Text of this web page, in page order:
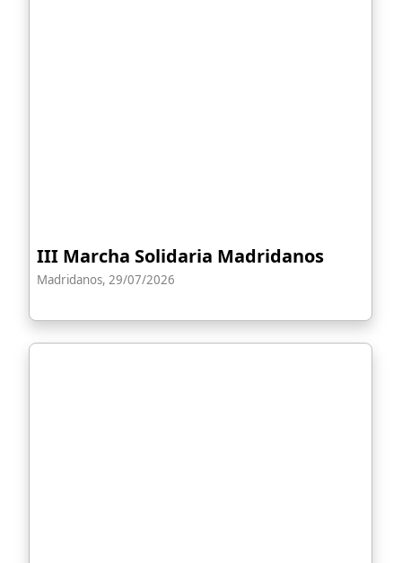
III Marcha Solidaria Madridanos
Madridanos, 29/07/2026